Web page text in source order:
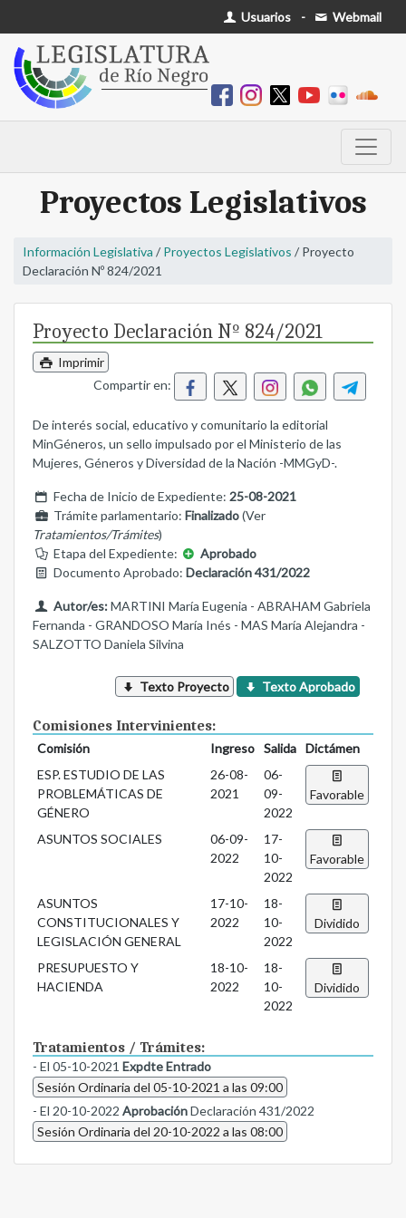
Usuarios - Webmail
Proyectos Legislativos
Información Legislativa / Proyectos Legislativos / Proyecto
Declaración Nº 824/2021
Proyecto Declaración Nº 824/2021
Imprimir
Compartir en:
De interés social, educativo y comunitario la editorial
MinGéneros, un sello impulsado por el Ministerio de las
Mujeres, Géneros y Diversidad de la Nación -MMGyD-.
Fecha de Inicio de Expediente: 25-08-2021
Trámite parlamentario: Finalizado(Ver
Tratamientos/Trámites)
Etapa del Expediente:
Aprobado
Documento Aprobado: Declaración 431/2022
Autor/es:MARTINI María Eugenia - ABRAHAM Gabriela
Fernanda - GRANDOSO María Inés - MAS María Alejandra -
SALZOTTO Daniela Silvina
Texto Proyecto Texto Aprobado
Comisiones Intervinientes:
Comisión Ingreso Salida
Dictámen
ESP. ESTUDIO DE LAS
PROBLEMÁTICAS DE
GÉNERO
26-08-
2021
06-
09-
2022
Favorable
ASUNTOS SOCIALES
06-09-
2022
17-
10-
2022
Favorable
ASUNTOS
CONSTITUCIONALES Y
LEGISLACIÓN GENERAL
17-10-
2022
18-
10-
2022
Dividido
PRESUPUESTO Y
HACIENDA
18-10-
2022
18-
10-
2022
Dividido
Tratamientos / Trámites:
- El 05-10-2021 Expdte Entrado
Sesión Ordinaria del 05-10-2021 a las 09:00
- El 20-10-2022 AprobaciónDeclaración 431/2022
Sesión Ordinaria del 20-10-2022 a las 08:00